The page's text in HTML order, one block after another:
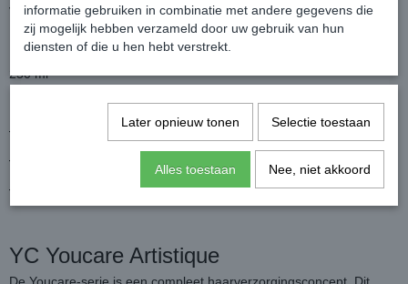
Verkrijgbaar in 250 ml - 1000 ml.
Inhoud:
250 ml
√ Vanaf € 30,- geen verzendkosten.
√ Op werkdagen voor 16:00 besteld, zelfde dag verzonden.
√ Webwinkel keurmerk, klanten geven ons een 9+.
YC Youcare Artistique
informatie gebruiken in combinatie met andere gegevens die
zij mogelijk hebben verzameld door uw gebruik van hun
diensten of die u hen hebt verstrekt.
Later opnieuw tonen Selectie toestaan
Alles toestaan Nee, niet akkoord